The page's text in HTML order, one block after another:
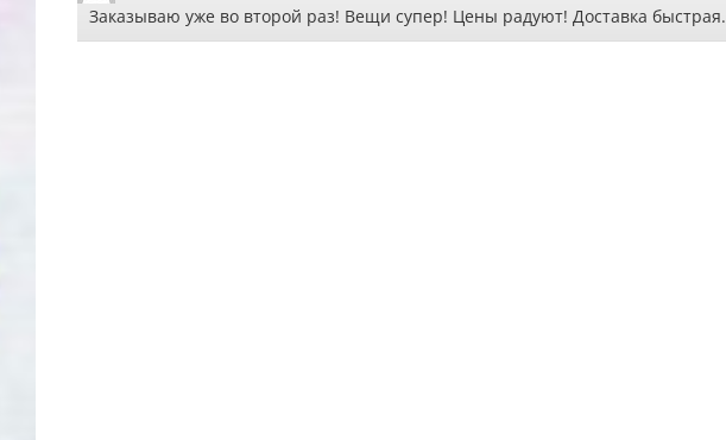
Заказываю уже во второй раз! Вещи супер! Цены радуют! Доставка быстрая.